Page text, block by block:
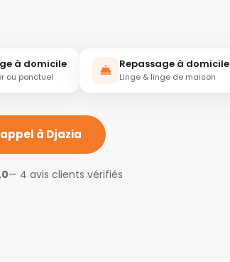
à domicile
ou ponctuel
Repassage à domicile
Linge & linge de maison
à Djazia
— 4 avis clients vérifiés